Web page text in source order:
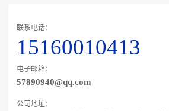
联系电话：
15160010413
电子邮箱：
57890940@qq.com
公司地址：